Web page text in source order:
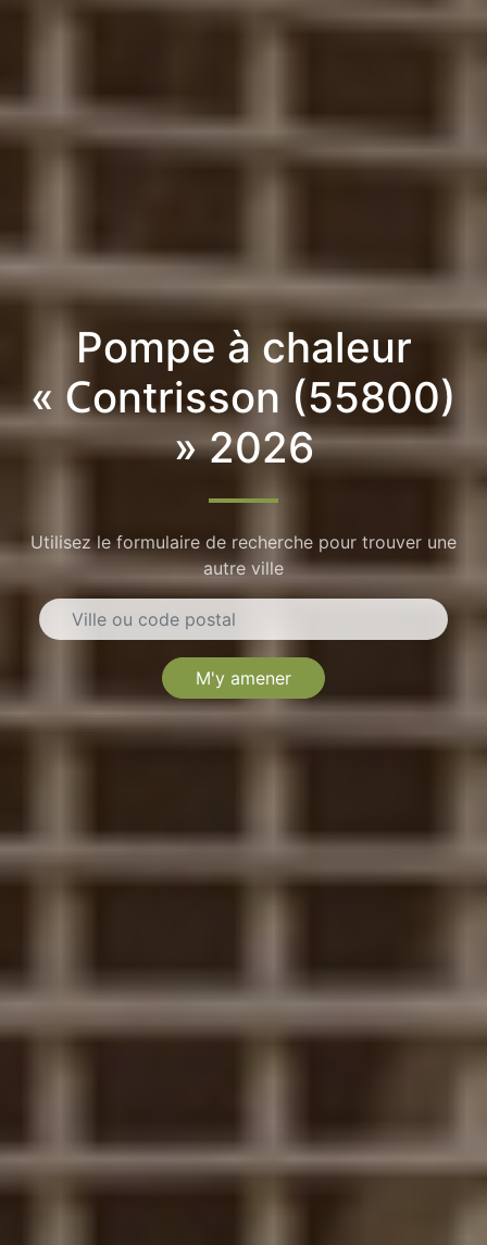
Pompe à chaleur
« Contrisson (55800)
» 2026
Utilisez le formulaire de recherche pour trouver une
autre ville
M'y amener